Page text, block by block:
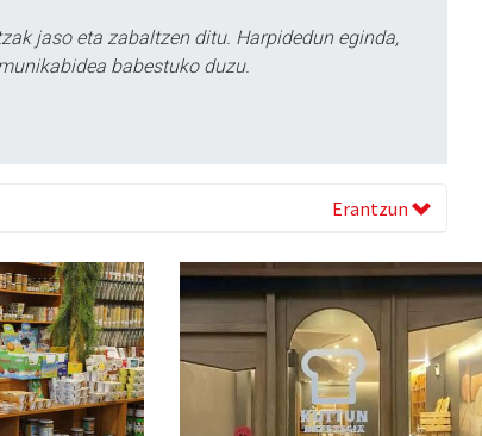
jaso eta zabaltzen ditu. Harpidedun eginda,
babestuko duzu.
Erantzun